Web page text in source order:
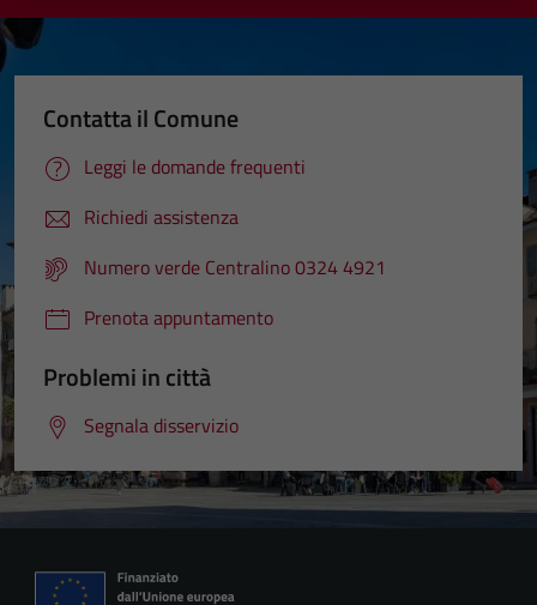
Contatta il Comune
Leggi le domande frequenti
Richiedi assistenza
Numero verde Centralino 0324 4921
Prenota appuntamento
Problemi in città
Segnala disservizio